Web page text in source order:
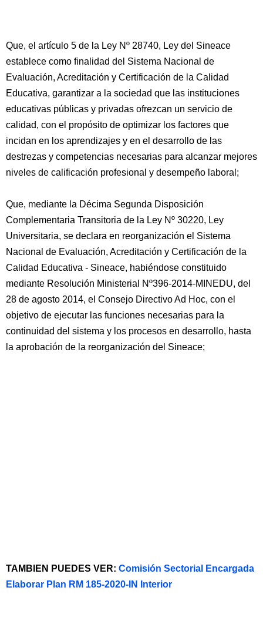
Que, el artículo 5 de la Ley Nº 28740, Ley del Sineace
establece como finalidad del Sistema Nacional de
Evaluación, Acreditación y Certificación de la Calidad
Educativa, garantizar a la sociedad que las instituciones
educativas públicas y privadas ofrezcan un servicio de
calidad, con el propósito de optimizar los factores que
incidan en los aprendizajes y en el desarrollo de las
destrezas y competencias necesarias para alcanzar mejores
niveles de calificación profesional y desempeño laboral;
Que, mediante la Décima Segunda Disposición
Complementaria Transitoria de la Ley Nº 30220, Ley
Universitaria, se declara en reorganización el Sistema
Nacional de Evaluación, Acreditación y Certificación de la
Calidad Educativa - Sineace, habiéndose constituido
mediante Resolución Ministerial Nº396-2014-MINEDU, del
28 de agosto 2014, el Consejo Directivo Ad Hoc, con el
objetivo de ejecutar las funciones necesarias para la
continuidad del sistema y los procesos en desarrollo, hasta
la aprobación de la reorganización del Sineace;
TAMBIEN PUEDES VER: Comisión Sectorial Encargada
Elaborar Plan RM 185-2020-IN Interior